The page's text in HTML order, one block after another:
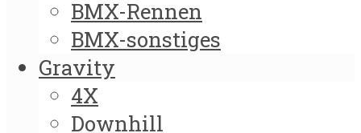
BMX-Rennen
BMX-sonstiges
Gravity
4X
Downhill